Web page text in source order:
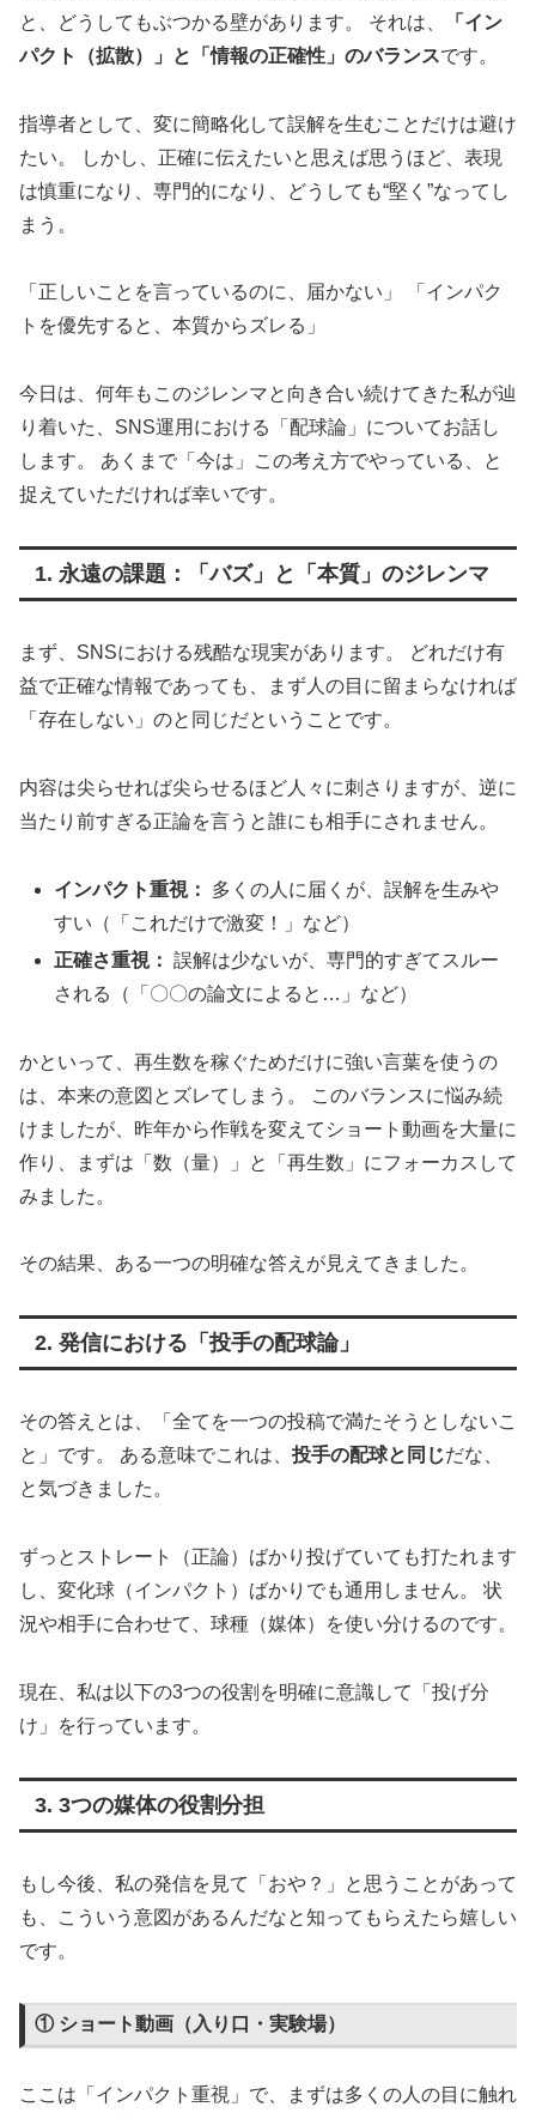
と、どうしてもぶつかる壁があります。 それは、
「イン
パクト（拡散）」と「情報の正確性」のバランスです。
指導者として、変に簡略化して誤解を生むことだけは避け
たい。 しかし、正確に伝えたいと思えば思うほど、表現
は慎重になり、専門的になり、どうしても“堅く”なってし
まう。
「正しいことを言っているのに、届かない」 「インパク
トを優先すると、本質からズレる」
今日は、何年もこのジレンマと向き合い続けてきた私が辿
り着いた、SNS運用における「配球論」についてお話し
します。 あくまで「今は」この考え方でやっている、と
捉えていただければ幸いです。
1. 永遠の課題：「バズ」と「本質」のジレンマ
まず、SNSにおける残酷な現実があります。 どれだけ有
益で正確な情報であっても、まず人の目に留まらなければ
「存在しない」のと同じだということです。
内容は尖らせれば尖らせるほど人々に刺さりますが、逆に
当たり前すぎる正論を言うと誰にも相手にされません。
インパクト重視：
多くの人に届くが、誤解を生みや
すい（「これだけで激変！」など）
正確さ重視： 誤解は少ないが、専門的すぎてスルー
される（「〇〇の論文によると…」など）
かといって、再生数を稼ぐためだけに強い言葉を使うの
は、本来の意図とズレてしまう。 このバランスに悩み続
けましたが、昨年から作戦を変えてショート動画を大量に
作り、まずは「数（量）」と「再生数」にフォーカスして
みました。
その結果、ある一つの明確な答えが見えてきました。
2. 発信における「投手の配球論」
その答えとは、「全てを一つの投稿で満たそうとしないこ
と」です。 ある意味でこれは、 投手の配球と同じだな、
と気づきました。
ずっとストレート（正論）ばかり投げていても打たれます
し、変化球（インパクト）ばかりでも通用しません。 状
況や相手に合わせて、球種（媒体）を使い分けるのです。
現在、私は以下の3つの役割を明確に意識して「投げ分
け」を行っています。
3. 3つの媒体の役割分担
もし今後、私の発信を見て「おや？」と思うことがあって
も、こういう意図があるんだなと知ってもらえたら嬉しい
です。
① ショート動画（入り口・実験場）
ここは「インパクト重視」で、まずは多くの人の目に触れ